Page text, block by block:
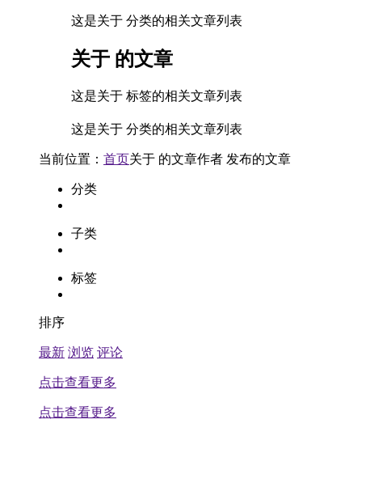
这是关于 分类的相关文章列表
关于 的文章
这是关于 标签的相关文章列表
这是关于 分类的相关文章列表
当前位置： 首页关于 的文章作者 发布的文章
分类
子类
标签
排序
最新 浏览 评论
点击查看更多
点击查看更多